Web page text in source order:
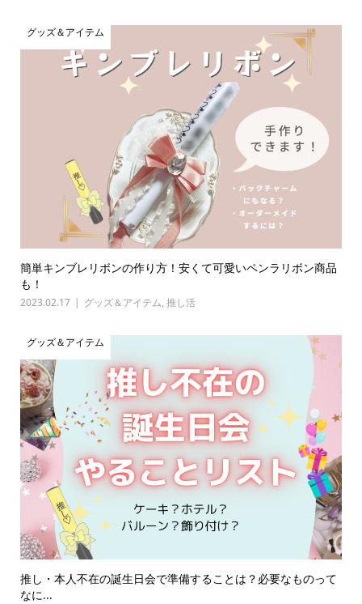
グッズ＆アイテム
簡単キンブレリボンの作り方！安くて可愛いペンラリボン商品
も！
2023.02.17 グッズ＆アイテム, 推し活
グッズ＆アイテム
推し・本人不在の誕生日会で準備することは？必要なものって
なに...